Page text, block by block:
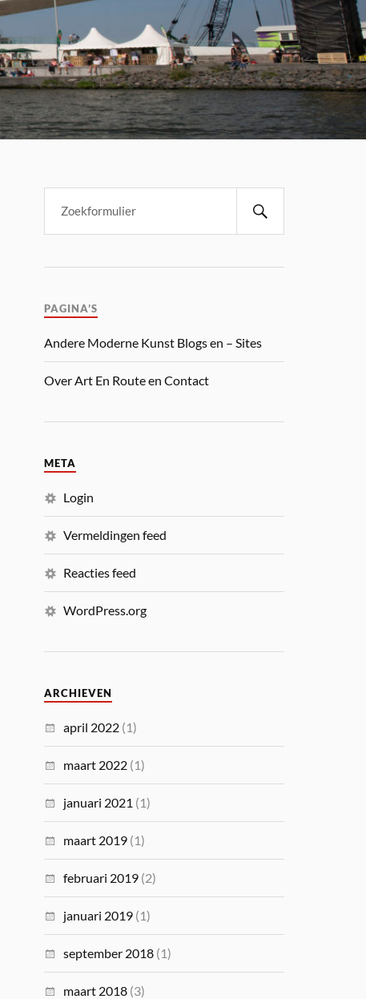
PAGINA’S
Andere Moderne Kunst Blogs en – Sites
Over Art En Route en Contact
META
Login
Vermeldingen feed
Reacties feed
WordPress.org
ARCHIEVEN
april 2022 (1)
maart 2022 (1)
januari 2021 (1)
maart 2019 (1)
februari 2019 (2)
januari 2019 (1)
september 2018 (1)
maart 2018 (3)